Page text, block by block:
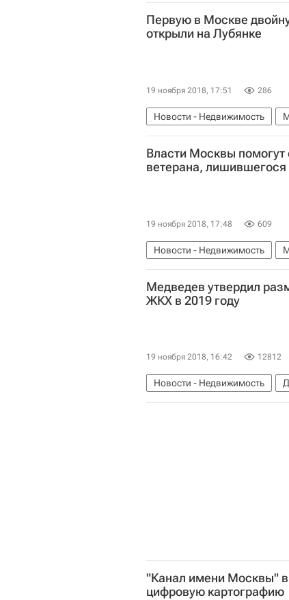
Первую в Москве
открыли на Лубянке
19 ноября 2018, 17:51 286
Новости - Недвижимость
Власти Москвы
ветерана, лишившегося
19 ноября 2018, 17:48 609
Новости - Недвижимость
Правительство г. Москвы
Криминал
Мошенничество
Медведев утвердил
ЖКХ в 2019 году
19 ноября 2018, 16:42 12812
Новости - Недвижимость
Тарифы
Россия
"Канал имени Москвы" в
цифровую картографию